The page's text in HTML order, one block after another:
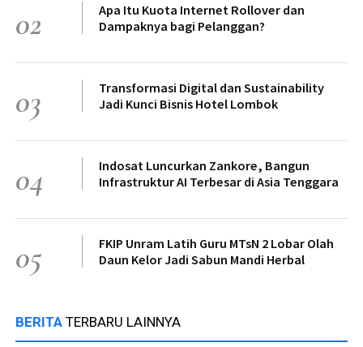
02
Apa Itu Kuota Internet Rollover dan
Dampaknya bagi Pelanggan?
03
Transformasi Digital dan Sustainability
Jadi Kunci Bisnis Hotel Lombok
04
Indosat Luncurkan Zankore, Bangun
Infrastruktur AI Terbesar di Asia Tenggara
05
FKIP Unram Latih Guru MTsN 2 Lobar Olah
Daun Kelor Jadi Sabun Mandi Herbal
BERITA TERBARU LAINNYA